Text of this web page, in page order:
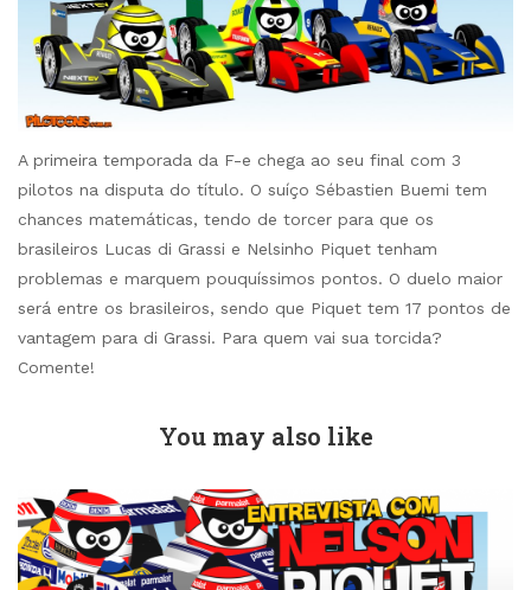
A primeira temporada da F-e chega ao seu final com 3
pilotos na disputa do título. O suíço Sébastien Buemi tem
chances matemáticas, tendo de torcer para que os
brasileiros Lucas di Grassi e Nelsinho Piquet tenham
problemas e marquem pouquíssimos pontos. O duelo maior
será entre os brasileiros, sendo que Piquet tem 17 pontos de
vantagem para di Grassi. Para quem vai sua torcida?
Comente!
You may also like